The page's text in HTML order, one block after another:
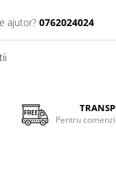
ajutor? 0762024024
Pentru